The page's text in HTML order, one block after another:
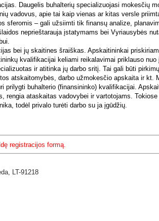
Daugelis buhalterių specializuojasi mokesčių
vadovus, apie tai kaip vienas ar kitas versle
sferomis – gali užsiimti tik finansų analize,
neprieštarauja įstatymams bei Vyriausybės
bei jų skaitines šraiškas. Apskaitininkai
kvalifikacijai keliami reikalavimai priklauso nuo
ir atitinka jų darbo sritį. Tai gali būti
atskaitomybės, darbo užmokesčio apskaita ir kt.
prilygti buhalterio (finansininko) kvalifikacijai.
rengia ataskaitas vadovybei ir vartotojams.
todėl privalo turėti darbo su ja įgūdžių.
registracijos formą.
LT-91218